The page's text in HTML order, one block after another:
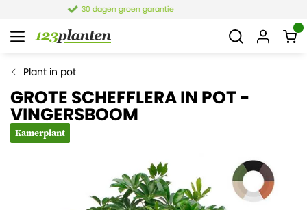
4,1 van 7.849 reviews
Plant in pot
GROTE SCHEFFLERA IN POT -
VINGERSBOOM
Kamerplant